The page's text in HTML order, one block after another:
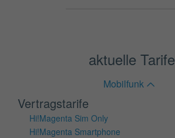
aktuelle Tarife
Mobilfunk
Vertragstarife
Hi!Magenta Sim Only
Hi!Magenta Smartphone